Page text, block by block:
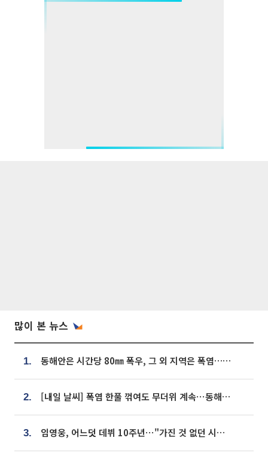
많이 본 뉴스
1. 동해안은 시간당 80㎜ 폭우, 그 외 지역은 폭염…‘극과 극 날씨’
2. [내일 날씨] 폭염 한풀 꺾여도 무더위 계속⋯동해안 이틀 연속 비
3. 임영웅, 어느덧 데뷔 10주년⋯"가진 것 없던 시절, 내 앞엔 20명의 팬뿐"